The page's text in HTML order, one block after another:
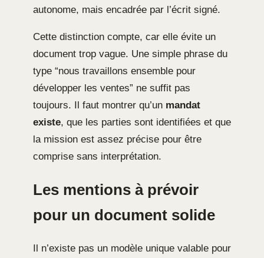
autonome, mais encadrée par l’écrit signé.
Cette distinction compte, car elle évite un
document trop vague. Une simple phrase du
type “nous travaillons ensemble pour
développer les ventes” ne suffit pas
toujours. Il faut montrer qu’un mandat
existe, que les parties sont identifiées et que
la mission est assez précise pour être
comprise sans interprétation.
Les mentions à prévoir
pour un document solide
Il n’existe pas un modèle unique valable pour